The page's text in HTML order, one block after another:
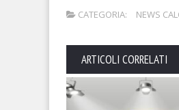
CATEGORIA: NEWS
ARTICOLI CORRELATI